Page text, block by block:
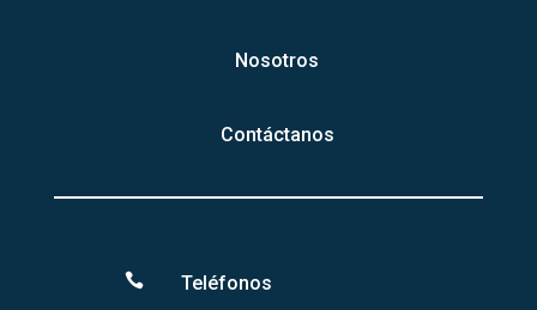
Nosotros
Contáctanos
 Teléfonos